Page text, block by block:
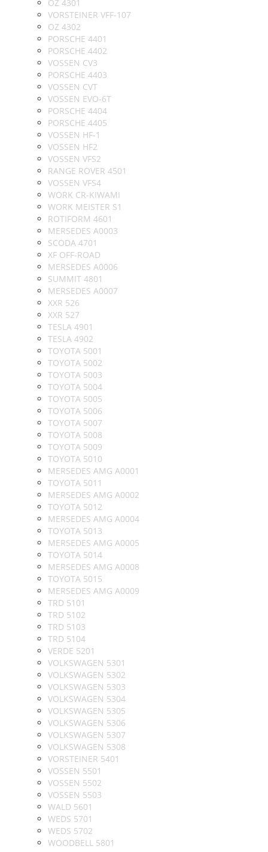
OZ 4301
VORSTEINER VFF-107
OZ 4302
PORSCHE 4401
PORSCHE 4402
VOSSEN CV3
PORSCHE 4403
VOSSEN CVT
VOSSEN EVO-6T
PORSCHE 4404
PORSCHE 4405
VOSSEN HF-1
VOSSEN HF2
VOSSEN VFS2
RANGE ROVER 4501
VOSSEN VFS4
WORK CR-KIWAMI
WORK MEISTER S1
ROTIFORM 4601
MERSEDES A0003
SCODA 4701
XF OFF-ROAD
MERSEDES A0006
SUMMIT 4801
MERSEDES A0007
XXR 526
XXR 527
TESLA 4901
TESLA 4902
TOYOTA 5001
TOYOTA 5002
TOYOTA 5003
TOYOTA 5004
TOYOTA 5005
TOYOTA 5006
TOYOTA 5007
TOYOTA 5008
TOYOTA 5009
TOYOTA 5010
MERSEDES AMG A0001
TOYOTA 5011
MERSEDES AMG A0002
TOYOTA 5012
MERSEDES AMG A0004
TOYOTA 5013
MERSEDES AMG A0005
TOYOTA 5014
MERSEDES AMG A0008
TOYOTA 5015
MERSEDES AMG A0009
TRD 5101
TRD 5102
TRD 5103
TRD 5104
VERDE 5201
VOLKSWAGEN 5301
VOLKSWAGEN 5302
VOLKSWAGEN 5303
VOLKSWAGEN 5304
VOLKSWAGEN 5305
VOLKSWAGEN 5306
VOLKSWAGEN 5307
VOLKSWAGEN 5308
VORSTEINER 5401
VOSSEN 5501
VOSSEN 5502
VOSSEN 5503
WALD 5601
WEDS 5701
WEDS 5702
WOODBELL 5801